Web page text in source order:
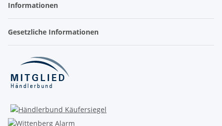
Informationen
Gesetzliche Informationen